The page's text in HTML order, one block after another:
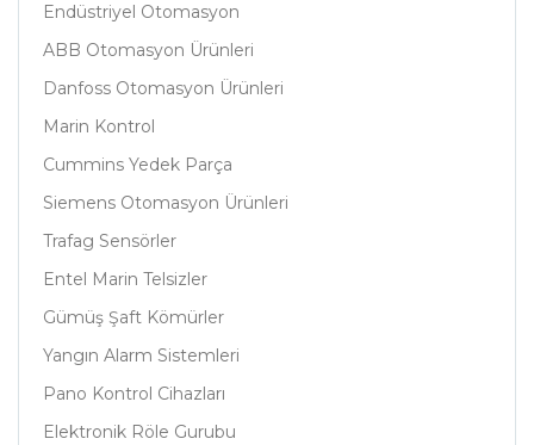
Endüstriyel Otomasyon
ABB Otomasyon Ürünleri
Danfoss Otomasyon Ürünleri
Marin Kontrol
Cummins Yedek Parça
Siemens Otomasyon Ürünleri
Trafag Sensörler
Entel Marin Telsizler
Gümüş Şaft Kömürler
Yangın Alarm Sistemleri
Pano Kontrol Cihazları
Elektronik Röle Gurubu